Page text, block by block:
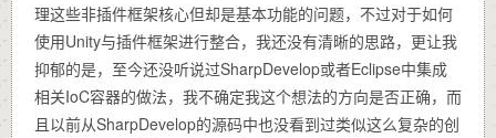
理这些非插件框架核心但却是基本功能的问题，不过对于如何
使用Unity与插件框架进行整合，我还没有清晰的思路，更让我
抑郁的是，至今还没听说过SharpDevelop或者Eclipse中集成
相关IoC容器的做法，我不确定我这个想法的方向是否正确，而
且以前从SharpDevelop的源码中也没看到过类似这么复杂的创